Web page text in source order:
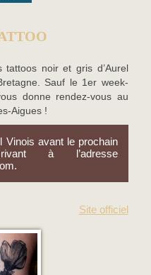
tattoos noir et gris d’Aurel
Sauf le 1er week-
donne rendez-vous au
Aigues !
Vinois avant le prochain
à l’adresse
Site officiel